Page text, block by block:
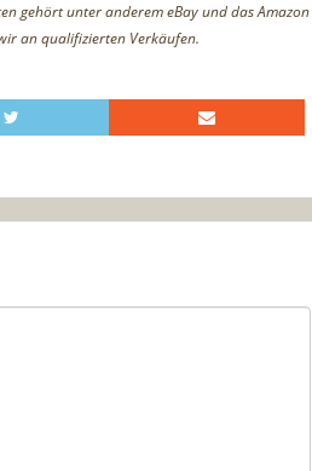
gehört unter anderem eBay und das Amazon
an qualifizierten Verkäufen.